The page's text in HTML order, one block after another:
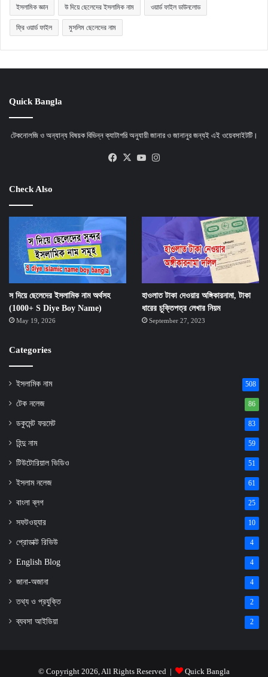
ইসলামিক জ্ঞান উ দিয়ে ছেলেদের ইসলামিক নাম ওয়ার্ড ফাইল ডাউনলোড
ফ্রি ওয়ার্ড ফাইল মুসলিম ছেলেদের নাম
Quick Bangla
টেকনোলজি ও অন্যান্য বিষয়ক বিভিন্ন ক্যাটাগরি অনুযায়ী জানার ও জানানুর জন্যই এই ওয়েবসাইটটি।
Facebook
X YouTube
Check Also
স দিয়ে ছেলেদের ইসলামিক নাম অর্থসহ
(1000+ S Diye Boy Name)
May 19, 2026
হাওলাত টাকা দেওয়ার অঙ্গিকারনামা, টাকা
ধারের চুক্তিপত্র লেখার নিয়ম
September 27, 2023
Categories
ইসলামিক নাম 508
টেক নলেজ 86
ডকুমেন্ট ফরমেট 83
হিন্দু নাম 59
টিউটোরিয়াল ভিডিও 51
ইসলাম নলেজ 61
বাংলা ব্লগ 25
সফটওয়্যার 10
প্রোডাক্ট রিভিউ 4
English Blog 4
জানা-অজানা 4
তথ্য ও প্রযুক্তি 2
ব্যবসা আইডিয়া 2
© Copyright 2026, All Rights Reserved | Quick Bangla